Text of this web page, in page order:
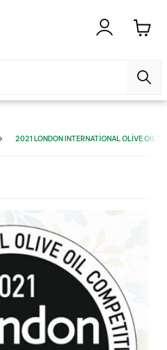
2021 LONDON INTERNATIONAL OLIVE OIL